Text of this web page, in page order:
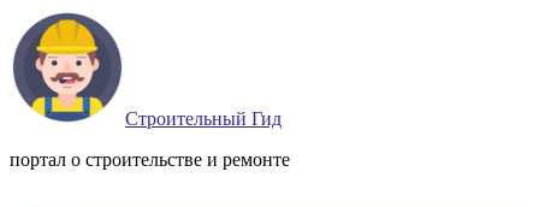
Строительный Гид
портал о строительстве и ремонте